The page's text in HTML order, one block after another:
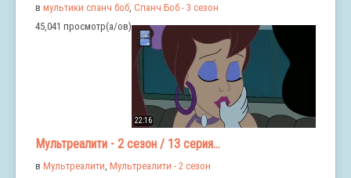
в мультики спанч боб Спанч Боб - 3 сезон
45,041 просмотр(а/ов)
22:16
Мультреалити - 2 сезон / 13 серия...
в Мультреалити, Мультреалити - 2 сезон